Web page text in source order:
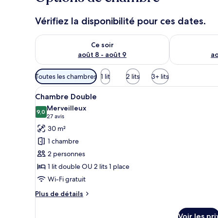
Vérifiez la disponibilité pour ces dates.
Ce soir
août 8 - août 9
Vérifier la disponibilité pour ce soir août 8 - août 9
Vérifier la
Filtres
disponibles
pour
les
chambres
Toutes les chambres 1 lit 2 lits 3+ lits
Afficher
toutes
les
photos
pour
ce
type
de
chambre :
Chambre
Une chambre d’hôtel équipée
9
Chambre Double
9,09,0 sur 10
Merveilleux
27 avis
(27 avis)
30 m²
1 chambre
2 personnes
1 lit double OU 2 lits 1 place
Wi-Fi gratuit
Plus de détails
Plus